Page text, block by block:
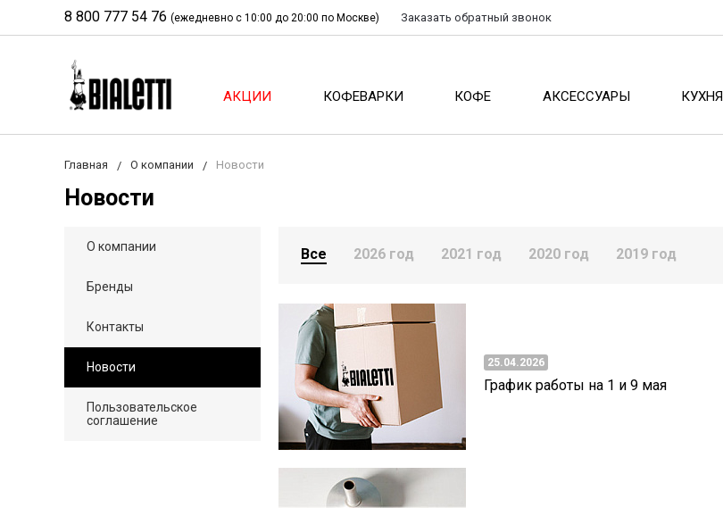
8 800 777 54 76 (ежедневно с 10:00 до 20:00 по Москве) Заказать обратный звонок
АКЦИИ КОФЕВАРКИ КОФЕ АКСЕССУАРЫ КУХНЯ
Главная О компании Новости
Новости
О компании
Бренды
Контакты
Новости
Пользовательское
соглашение
Все 2026 год 2021 год 2020 год 2019 год
25.04.2026
График работы на 1 и 9 мая